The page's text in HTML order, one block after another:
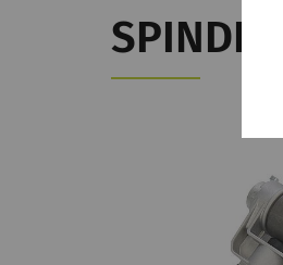
SPINDELN